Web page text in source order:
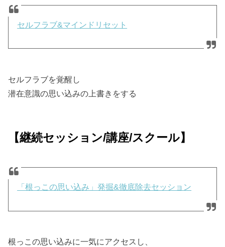
セルフラブ&マインドリセット
セルフラブを覚醒し
潜在意識の思い込みの上書きをする
【継続セッション/講座/スクール】
「根っこの思い込み」発掘&徹底除去セッション
根っこの思い込みに一気にアクセスし、